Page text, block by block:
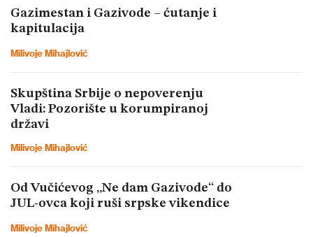
Gazimestan i Gazivode – ćutanje i
kapitulacija
Milivoje Mihajlović
Skupština Srbije o nepoverenju
Vladi: Pozorište u korumpiranoj
državi
Milivoje Mihajlović
Od Vučićevog „Ne dam Gazivode“ do
JUL-ovca koji ruši srpske vikendice
Milivoje Mihajlović